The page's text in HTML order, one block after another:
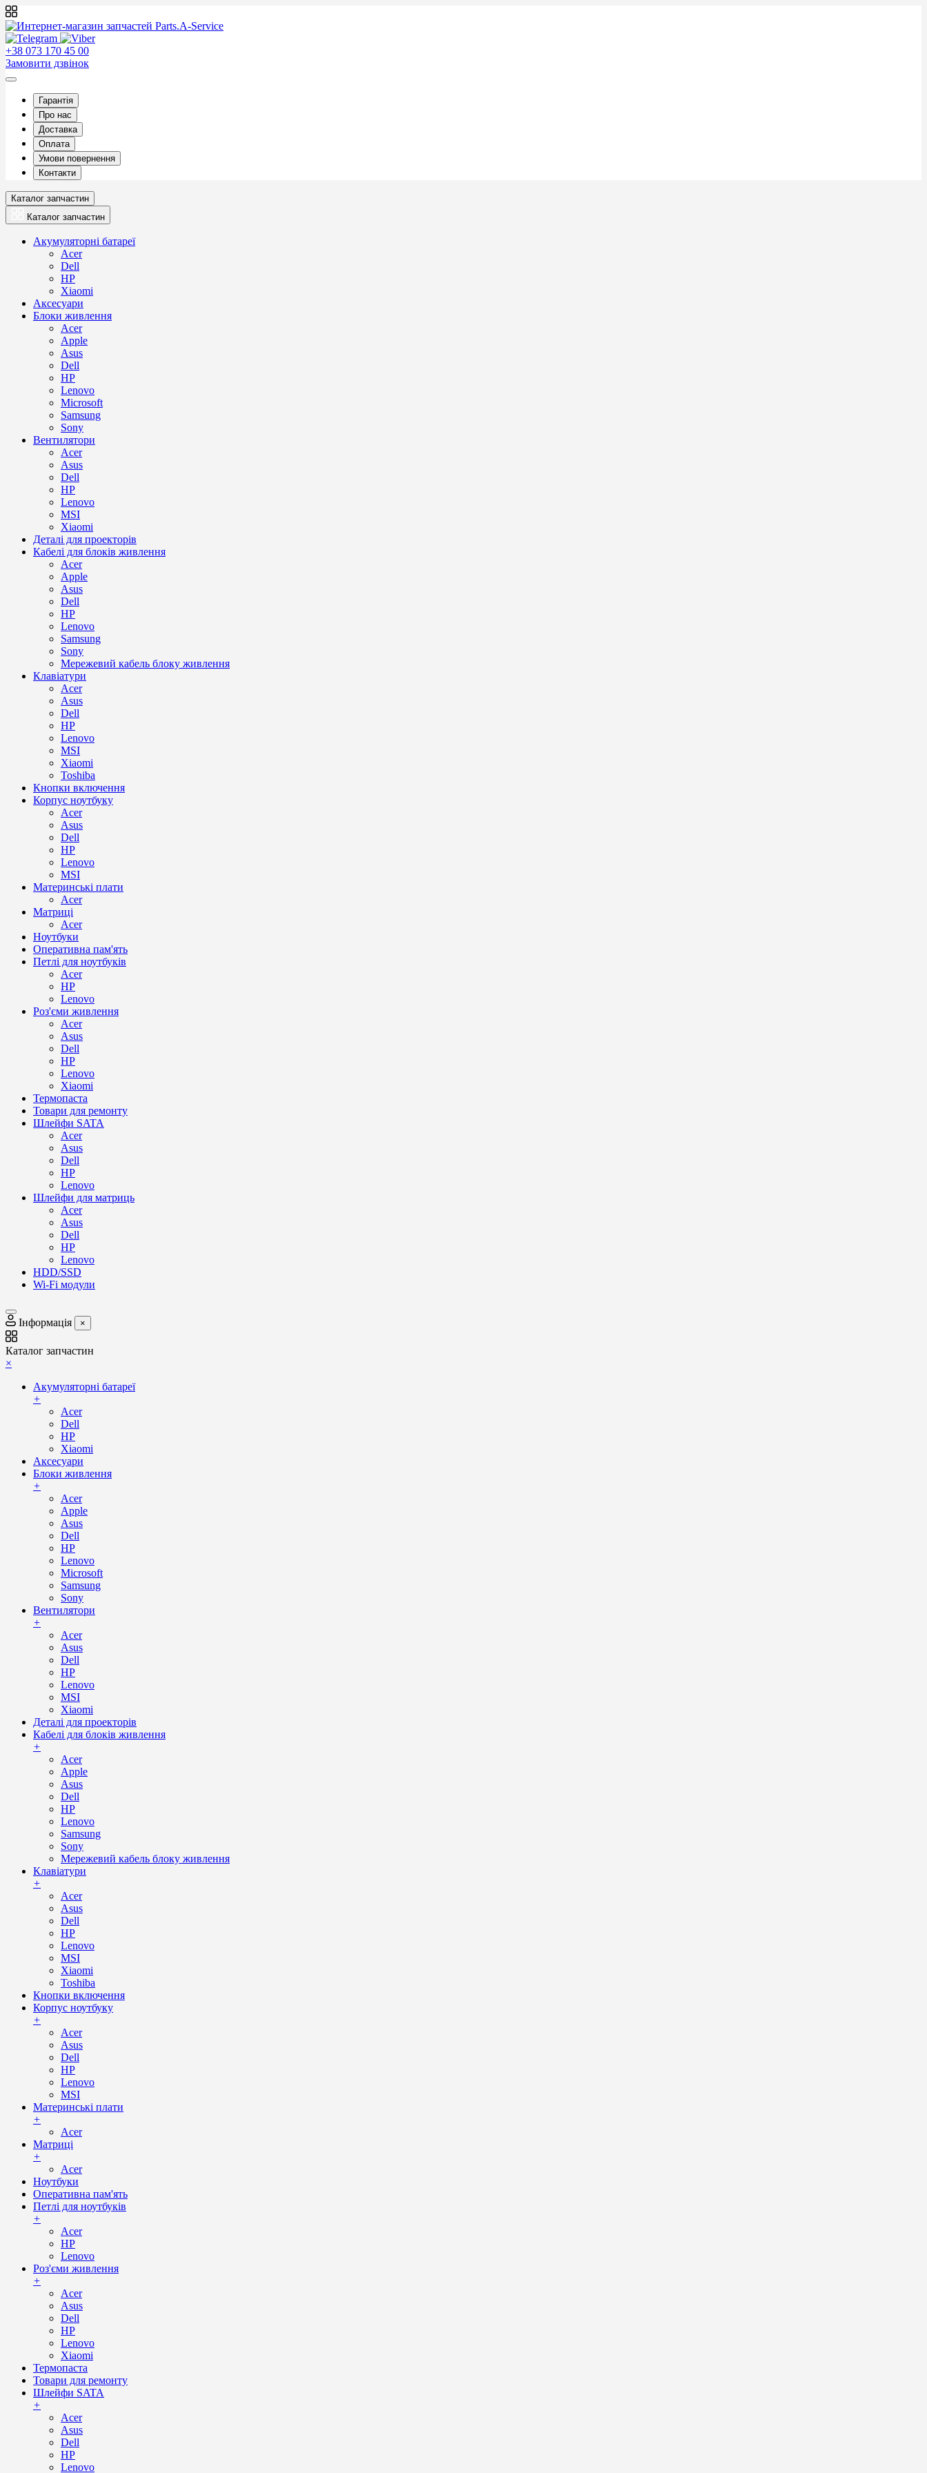
+38 073 170 45 00
Замовити дзвінок
Гарантія
Про нас
Доставка
Оплата
Умови повернення
Контакти
Каталог запчастин
Каталог запчастин
Акумуляторні батареї
Acer
Dell
HP
Xiaomi
Аксесуари
Блоки живлення
Acer
Apple
Asus
Dell
HP
Lenovo
Microsoft
Samsung
Sony
Вентилятори
Acer
Asus
Dell
HP
Lenovo
MSI
Xiaomi
Деталі для проекторів
Кабелі для блоків живлення
Acer
Apple
Asus
Dell
HP
Lenovo
Samsung
Sony
Мережевий кабель блоку живлення
Клавіатури
Acer
Asus
Dell
HP
Lenovo
MSI
Xiaomi
Toshiba
Кнопки включення
Корпус ноутбуку
Acer
Asus
Dell
HP
Lenovo
MSI
Материнські плати
Acer
Матриці
Acer
Ноутбуки
Оперативна пам'ять
Петлі для ноутбуків
Acer
HP
Lenovo
Роз'єми живлення
Acer
Asus
Dell
HP
Lenovo
Xiaomi
Термопаста
Товари для ремонту
Шлейфи SATA
Acer
Asus
Dell
HP
Lenovo
Шлейфи для матриць
Acer
Asus
Dell
HP
Lenovo
HDD/SSD
Wi-Fi модули
Інформація ×
Каталог запчастин
×
Акумуляторні батареї
+
Acer
Dell
HP
Xiaomi
Аксесуари
Блоки живлення
+
Acer
Apple
Asus
Dell
HP
Lenovo
Microsoft
Samsung
Sony
Вентилятори
+
Acer
Asus
Dell
HP
Lenovo
MSI
Xiaomi
Деталі для проекторів
Кабелі для блоків живлення
+
Acer
Apple
Asus
Dell
HP
Lenovo
Samsung
Sony
Мережевий кабель блоку живлення
Клавіатури
+
Acer
Asus
Dell
HP
Lenovo
MSI
Xiaomi
Toshiba
Кнопки включення
Корпус ноутбуку
+
Acer
Asus
Dell
HP
Lenovo
MSI
Материнські плати
+
Acer
Матриці
+
Acer
Ноутбуки
Оперативна пам'ять
Петлі для ноутбуків
+
Acer
HP
Lenovo
Роз'єми живлення
+
Acer
Asus
Dell
HP
Lenovo
Xiaomi
Термопаста
Товари для ремонту
Шлейфи SATA
+
Acer
Asus
Dell
HP
Lenovo